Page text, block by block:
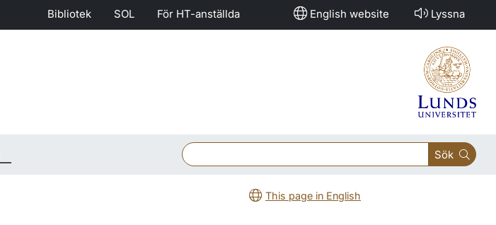
Bibliotek SOL För HT-anställda English website Lyssna
Sök
This page in English